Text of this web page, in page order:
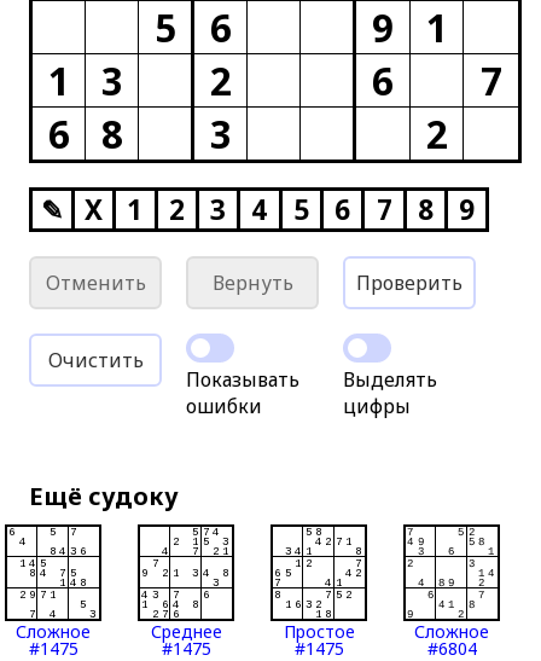
5
6 9
1
1
3 2 6
7
6
8 3 2
✎ X 1 2 3 4 5 6 7 8 9
Отменить Вернуть Проверить
Очистить
Показывать
ошибки
Выделять
цифры
Ещё судоку
Сложное
#1475
Среднее
#1475
Простое
#1475
Сложное
#6804